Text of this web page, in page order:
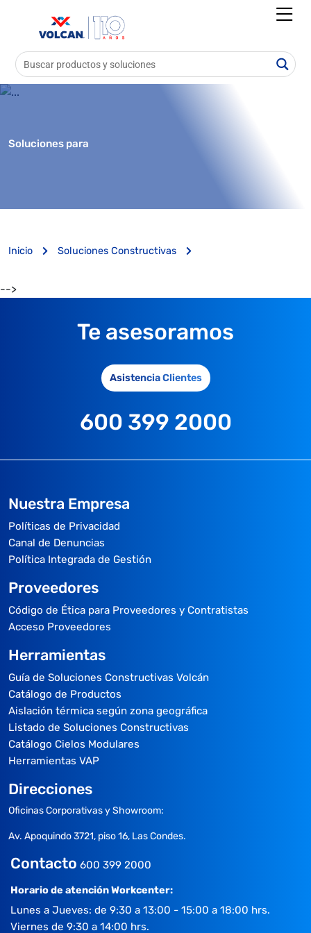
Soluciones para
Inicio Soluciones Constructivas
-->
Te asesoramos
Asistencia Clientes
600 399 2000
Nuestra Empresa
Políticas de Privacidad
Canal de Denuncias
Política Integrada de Gestión
Proveedores
Código de Ética para Proveedores y Contratistas
Acceso Proveedores
Herramientas
Guía de Soluciones Constructivas Volcán
Catálogo de Productos
Aislación térmica según zona geográfica
Listado de Soluciones Constructivas
Catálogo Cielos Modulares
Herramientas VAP
Direcciones
Oficinas Corporativas y Showroom:
Av. Apoquindo 3721, piso 16, Las Condes.
Contacto 600 399 2000
Horario de atención Workcenter:
Lunes a Jueves: de 9:30 a 13:00 - 15:00 a 18:00 hrs.
Viernes de 9:30 a 14:00 hrs.